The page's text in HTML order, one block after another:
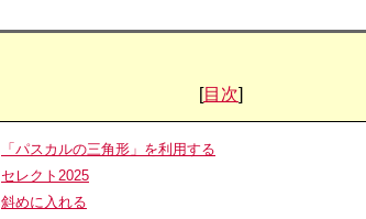
[目次]
「パスカルの三角形」を利用する
セレクト2025
斜めに入れる